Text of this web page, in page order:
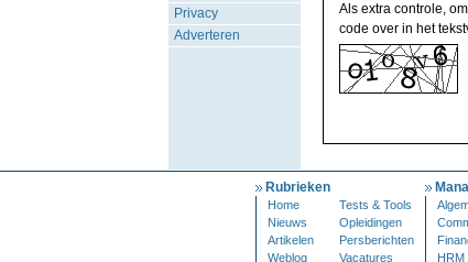
Privacy
Adverteren
Als extra controle,
code over in het
Rubrieken
Home
Tests & Tools
Nieuws
Opleidingen
Artikelen
Persberichten
Weblog
Vacatures
HRM